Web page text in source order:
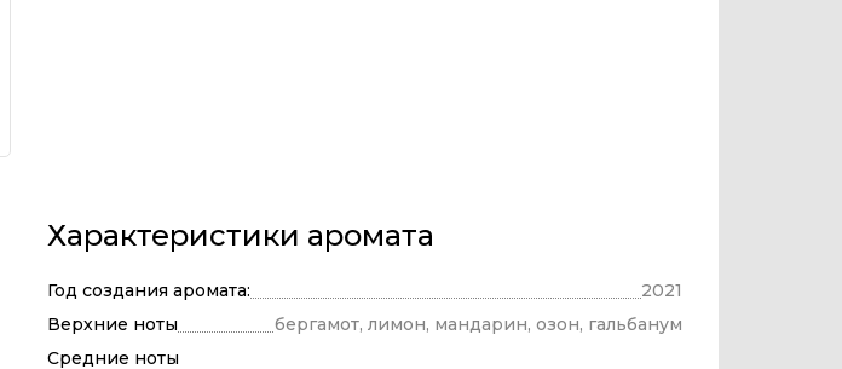
Характеристики аромата
Год создания аромата:
2021
Верхние ноты
бергамот, лимон, мандарин, озон, гальбанум
Средние ноты